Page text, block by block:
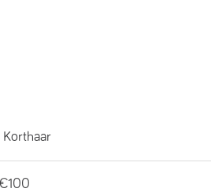
Korthaar